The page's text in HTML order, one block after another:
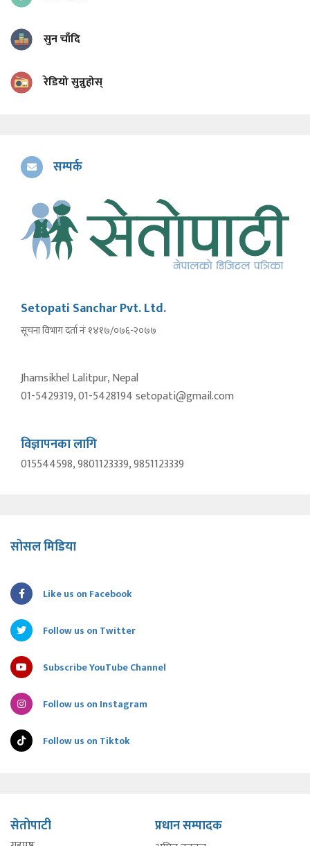
सुन चाँदि
रेडियो सुन्नुहोस्
सम्पर्क
Setopati Sanchar Pvt. Ltd.
सूचना विभाग दर्ता नंः १४१७/०७६-२०७७
Jhamsikhel Lalitpur, Nepal
01-5429319, 01-5428194 setopati@gmail.com
विज्ञापनका लागि
015544598, 9801123339, 9851123339
सोसल मिडिया
Like us on Facebook
Follow us on Twitter
Subscribe YouTube Channel
Follow us on Instagram
Follow us on Tiktok
सेतोपाटी प्रधान सम्पादक